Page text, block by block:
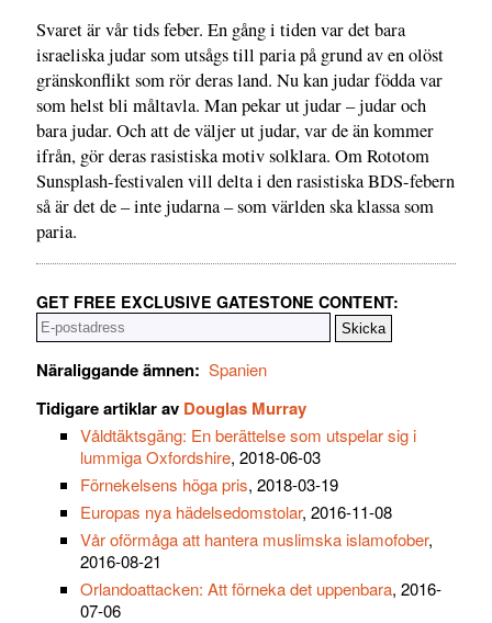
Svaret är vår tids feber. En gång i tiden var det bara
israeliska judar som utsågs till paria på grund av en olöst
gränskonflikt som rör deras land. Nu kan judar födda var
som helst bli måltavla. Man pekar ut judar – judar och
bara judar. Och att de väljer ut judar, var de än kommer
ifrån, gör deras rasistiska motiv solklara. Om Rototom
Sunsplash-festivalen vill delta i den rasistiska BDS-febern
så är det de – inte judarna – som världen ska klassa som
paria.
GET FREE EXCLUSIVE GATESTONE CONTENT:
Näraliggande ämnen: Spanien
Tidigare artiklar av Douglas Murray
Våldtäktsgäng: En berättelse som utspelar sig i
lummiga Oxfordshire, 2018-06-03
Förnekelsens höga pris, 2018-03-19
Europas nya hädelsedomstolar, 2016-11-08
Vår oförmåga att hantera muslimska islamofober,
2016-08-21
Orlandoattacken: Att förneka det uppenbara, 2016-
07-06